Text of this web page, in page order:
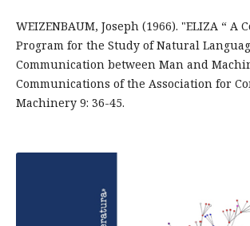
WEIZENBAUM, Joseph (1966). "ELIZA “ A
Program for the Study of Natural
Communication between Man and
Communications of the Association for
Machinery 9: 36-45.